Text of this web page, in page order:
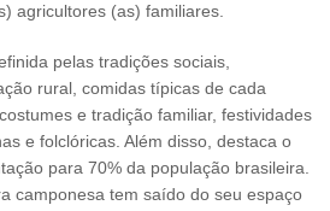
agricultores (as) familiares.
pelas tradições sociais,
rural, comidas típicas de cada
e tradição familiar, festividades
e folclóricas. Além disso, destaca o
para 70% da população brasileira.
camponesa tem saído do seu espaço